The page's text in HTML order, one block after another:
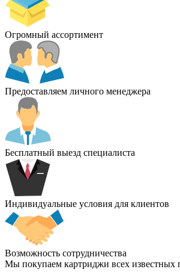
Огромный ассортимент
Предоставляем личного менеджера
Бесплатный выезд специалиста
Индивидуальные условия для клиентов
Возможность сотрудничества
Мы покупаем картриджи всех известных